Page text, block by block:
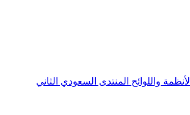
الأنظمة واللوائح المنتدى السعودي الثاني